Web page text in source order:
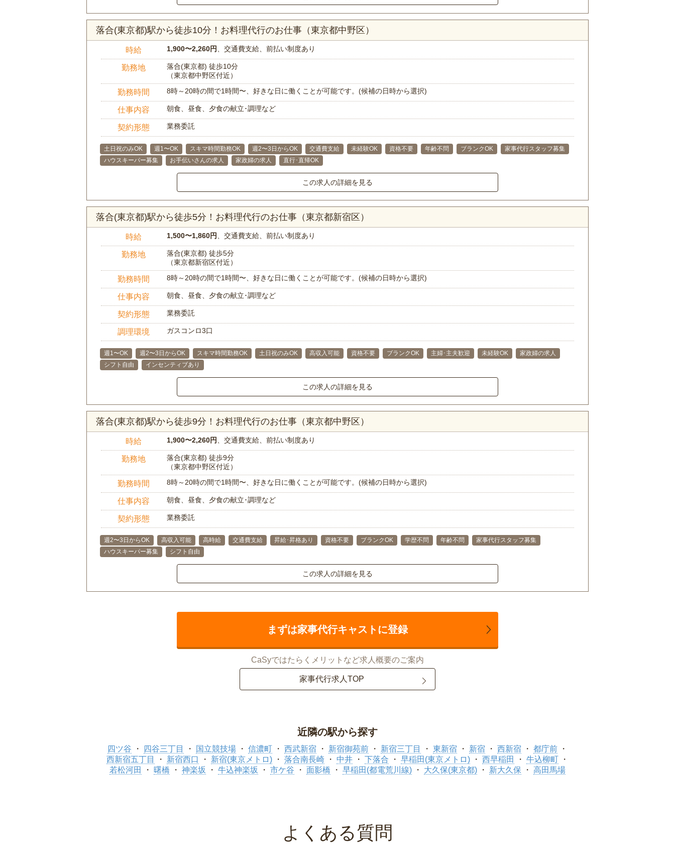
落合(東京都)駅から徒歩10分！お料理代行のお仕事（東京都中野区）
時給 1,900〜2,260円 、交通費支給、前払い制度あり
勤務地
落合(東京都) 徒歩10分
（東京都中野区付近）
勤務時間 8時～20時の間で1時間〜、好きな日に働くことが可能です。(候補の日時から選択)
仕事内容 朝食、昼食、夕食の献立･調理など
契約形態 業務委託
土日祝のみOK 週1〜OK スキマ時間勤務OK 週2〜3日からOK 交通費支給 未経験OK 資格不要 年齢不問 ブランクOK
家事代行スタッフ募集
ハウスキーパー募集
お手伝いさんの求人 家政婦の求人 直行･直帰OK
この求人の詳細を見る
落合(東京都)駅から徒歩5分！お料理代行のお仕事（東京都新宿区）
時給 1,500〜1,860円 、交通費支給、前払い制度あり
勤務地
落合(東京都) 徒歩5分
（東京都新宿区付近）
勤務時間 8時～20時の間で1時間〜、好きな日に働くことが可能です。(候補の日時から選択)
仕事内容 朝食、昼食、夕食の献立･調理など
契約形態 業務委託
調理環境 ガスコンロ3口
週1〜OK 週2〜3日からOK スキマ時間勤務OK 土日祝のみOK 高収入可能 資格不要 ブランクOK 主婦･主夫歓迎 未経験OK
家政婦の求人
シフト自由
インセンティブあり
この求人の詳細を見る
落合(東京都)駅から徒歩9分！お料理代行のお仕事（東京都中野区）
時給 1,900〜2,260円 、交通費支給、前払い制度あり
勤務地
落合(東京都) 徒歩9分
（東京都中野区付近）
勤務時間 8時～20時の間で1時間〜、好きな日に働くことが可能です。(候補の日時から選択)
仕事内容 朝食、昼食、夕食の献立･調理など
契約形態 業務委託
週2〜3日からOK 高収入可能 高時給 交通費支給 昇給･昇格あり 資格不要 ブランクOK 学歴不問 年齢不問
家事代行スタッフ募集
ハウスキーパー募集
シフト自由
この求人の詳細を見る
まずは家事代行キャストに登録
CaSyではたらくメリットなど求人概要のご案内
家事代行求人TOP
近隣の駅から探す
四ツ谷 四谷三丁目 国立競技場 信濃町 西武新宿 新宿御苑前 新宿三丁目 東新宿 新宿 西新宿
都庁前
西新宿五丁目
新宿西口 新宿(東京メトロ) 落合南長崎 中井 下落合 早稲田(東京メトロ) 西早稲田
牛込柳町
若松河田
曙橋 神楽坂 牛込神楽坂 市ケ谷 面影橋 早稲田(都電荒川線) 大久保(東京都) 新大久保 高田馬場
よくある質問